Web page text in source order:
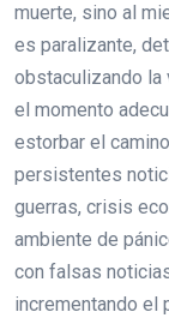
muerte, sino al
es paralizante,
obstaculizando la
el momento
estorbar el
persistentes
guerras, crisis
ambiente de
con falsas
incrementando el